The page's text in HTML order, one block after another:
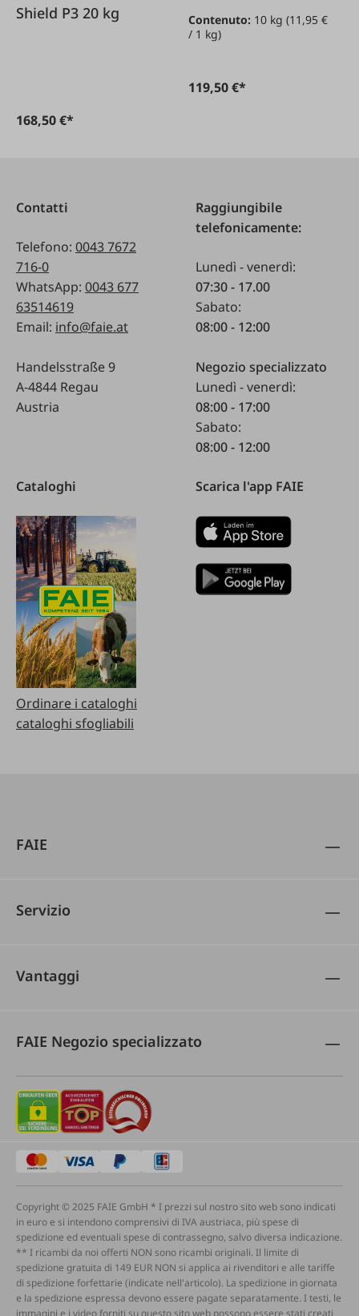
Shield P3 20 kg
168,50 €*
cura *
Contenuto: 10 kg(11,95 €
/ 1 kg)
119,50 €*
Contatti
Telefono: 0043 7672
716-0
WhatsApp: 0043 677
63514619
Email: info@faie.at
Handelsstraße 9
A-4844 Regau
Austria
Raggiungibile
telefonicamente:
Lunedì - venerdì:
07:30 - 17.00
Sabato:
08:00 - 12:00
Negozio specializzato
Lunedì - venerdì:
08:00 - 17:00
Sabato:
08:00 - 12:00
Cataloghi
Ordinare i cataloghi
cataloghi sfogliabili
Scarica l'app FAIE
FAIE
Servizio
Vantaggi
FAIE Negozio specializzato
Copyright © 2025 FAIE GmbH * I prezzi sul nostro sito web sono indicati
in euro e si intendono comprensivi di IVA austriaca, più spese di
spedizione ed eventuali spese di contrassegno, salvo diversa indicazione.
** I ricambi da noi offerti NON sono ricambi originali. Il limite di
spedizione gratuita di 149 EUR NON si applica ai rivenditori e alle tariffe
di spedizione forfettarie (indicate nell'articolo). La spedizione in giornata
e la spedizione espressa devono essere pagate separatamente. I testi, le
immagini e i video forniti su questo sito web possono essere stati creati